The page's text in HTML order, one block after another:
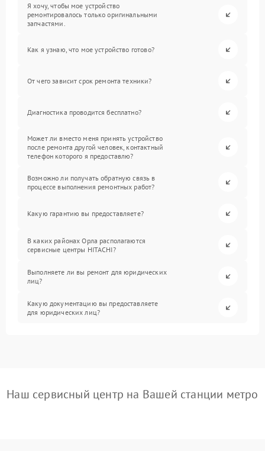
Я хочу, чтобы мое устройство
ремонтировалось только оригинальными
запчастями.
Как я узнаю, что мое устройство готово?
От чего зависит срок ремонта техники?
Диагностика проводится бесплатно?
Может ли вместо меня принять устройство
после ремонта другой человек, контактный
телефон которого я предоставлю?
Возможно ли получать обратную связь в
процессе выполнения ремонтных работ?
Какую гарантию вы предоставляете?
В каких районах Орла располагаются
сервисные центры HITACHI?
Выполняете ли вы ремонт для юридических
лиц?
Какую документацию вы предоставляете
для юридических лиц?
Наш сервисный центр на Вашей станции метро